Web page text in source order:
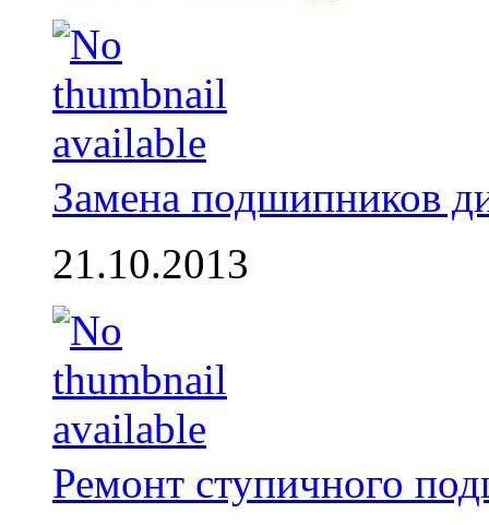
Замена подшипников
21.10.2013
Ремонт ступичного